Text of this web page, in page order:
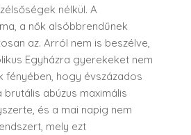
nélkül. A
a nők alsóbbrendűnek
az. Arról nem is beszélve,
Egyházra gyerekeket nem
fényében, hogy évszázados
abúzus maximális
és a mai napig nem
mely ezt